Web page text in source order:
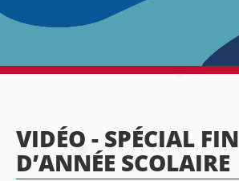
VIDÉO - SPÉCIAL FIN
D’ANNÉE SCOLAIRE